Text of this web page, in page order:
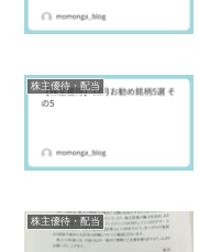
株主優待・配当
株主優待・配当